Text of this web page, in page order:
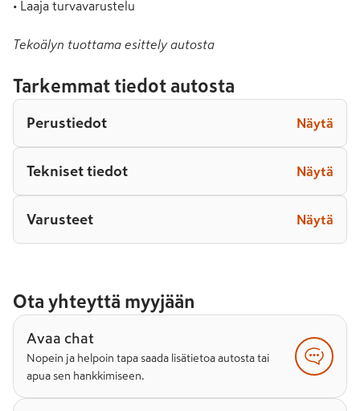
• Laaja turvavarustelu
Tekoälyn tuottama esittely autosta
Tarkemmat tiedot autosta
Perustiedot Näytä
Tekniset tiedot Näytä
Varusteet Näytä
Ota yhteyttä myyjään
Avaa chat
Nopein ja helpoin tapa saada lisätietoa autosta tai
apua sen hankkimiseen.